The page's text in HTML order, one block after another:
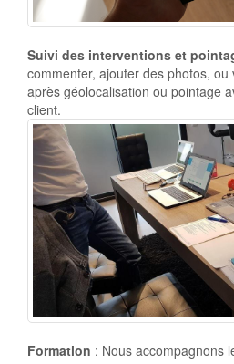
Suivi des interventions et
commenter, ajouter des photos, ou
après géolocalisation ou pointage
client.
Formation : Nous accompagnons